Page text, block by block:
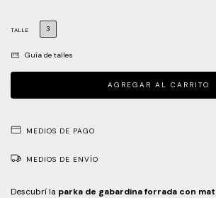
TALLE 3
Guía de talles
MEDIOS DE PAGO
MEDIOS DE ENVÍO
Descubrí la parka de gabardina forrada con